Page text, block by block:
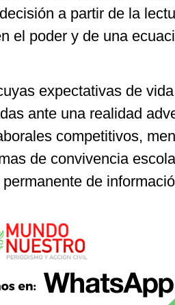
a partir de la
el poder y de una
expectativas de
ante una realidad
competitivos,
de convivencia
de